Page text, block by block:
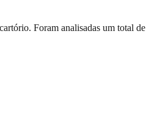
Foram analisadas um total de